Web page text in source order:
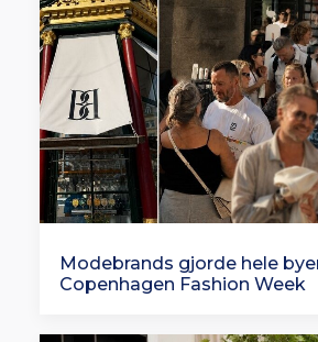
Modebrands gjorde hele
Copenhagen Fashion Week